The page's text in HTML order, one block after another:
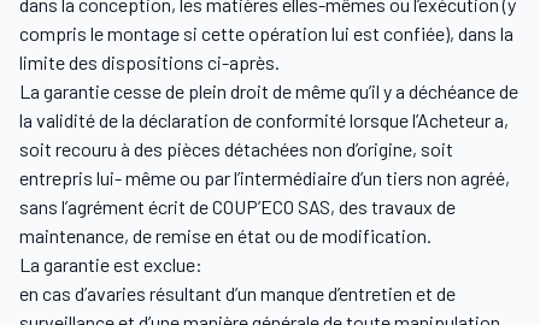
compris le montage si cette opération lui est confiée), dans la
limite des dispositions ci-après.
La garantie cesse de plein droit de même qu’il y a déchéance de
la validité de la déclaration de conformité lorsque l’Acheteur a,
soit recouru à des pièces détachées non d’origine, soit
entrepris lui- même ou par l’intermédiaire d’un tiers non agréé,
sans l’agrément écrit de COUP’ECO SAS, des travaux de
maintenance, de remise en état ou de modification.
La garantie est exclue:
en cas d’avaries résultant d’un manque d’entretien et de